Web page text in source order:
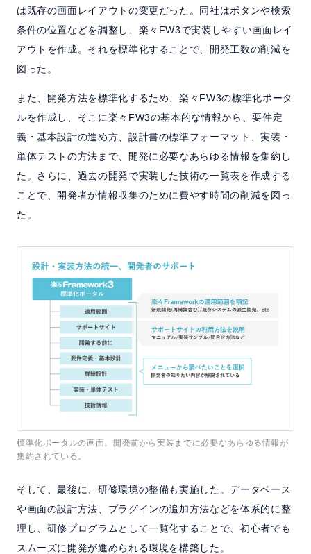
は既存の画面レイアウトの変更だった。同社はボタンや検索
条件の位置などを調整し、楽々FW3で実装しやすい画面レイ
アウトを作成。それを標準化することで、開発工数の削減を
図った。
また、開発方法を標準化するため、楽々FW3の標準化ポータ
ルを作成し、そこに楽々FW3の基本的な情報から、要件定
義・基本設計の進め方、設計書の標準フォーマット、実装・
単体テストの方法まで、開発に必要なあらゆる情報を集約し
た。さらに、過去の開発で実装した技術の一覧表を作成する
ことで、開発者が情報収集のために費やす時間の削減を図っ
た。
標準化ポータルの画面。開発前から実装までに必要なあらゆる情報が
集約されている。
そして、最後に、研修環境の整備も実施した。データベース
や画面の設計方法、プラグインの追加方法などを体系的に整
理し、研修プログラムとして一覧化することで、初心者でも
スムーズに開発が進められる環境を構築した。